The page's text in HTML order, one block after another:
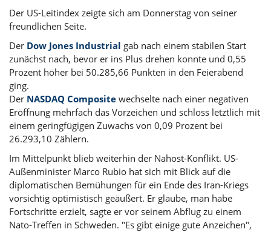
Der US-Leitindex zeigte sich am Donnerstag von seiner
freundlichen Seite.
Der Dow Jones Industrial gab nach einem stabilen Start
zunächst nach, bevor er ins Plus drehen konnte und 0,55
Prozent höher bei 50.285,66 Punkten in den Feierabend
ging.
Der NASDAQ Composite wechselte nach einer negativen
Eröffnung mehrfach das Vorzeichen und schloss letztlich mit
einem geringfügigen Zuwachs von 0,09 Prozent bei
26.293,10 Zählern.
Im Mittelpunkt blieb weiterhin der Nahost-Konflikt. US-
Außenminister Marco Rubio hat sich mit Blick auf die
diplomatischen Bemühungen für ein Ende des Iran-Kriegs
vorsichtig optimistisch geäußert. Er glaube, man habe
Fortschritte erzielt, sagte er vor seinem Abflug zu einem
Nato-Treffen in Schweden. "Es gibt einige gute Anzeichen",